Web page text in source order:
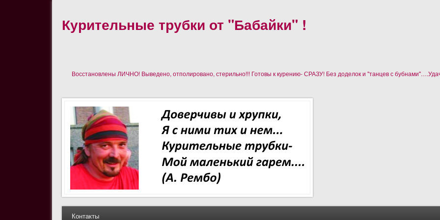
Курительные трубки от "Бабайки" !
Восстановлены ЛИЧНО! Выведено, отполировано, стерильно!!! Готовы к курению- СРАЗУ! Без доделок и "танцев с
Контакты